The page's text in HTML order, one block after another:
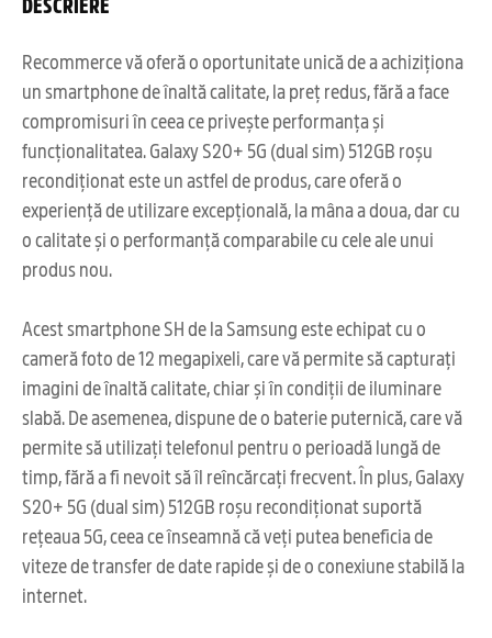
Recommerce vă oferă o oportunitate unică de a achiziționa
un smartphone de înaltă calitate, la preț redus, fără a face
compromisuri în ceea ce privește performanța și
funcționalitatea. Galaxy S20+ 5G (dual sim) 512GB roșu
recondiționat este un astfel de produs, care oferă o
experiență de utilizare excepțională, la mâna a doua, dar cu
o calitate și o performanță comparabile cu cele ale unui
produs nou.
Acest smartphone SH de la Samsung este echipat cu o
cameră foto de 12 megapixeli, care vă permite să capturați
imagini de înaltă calitate, chiar și în condiții de iluminare
slabă. De asemenea, dispune de o baterie puternică, care vă
permite să utilizați telefonul pentru o perioadă lungă de
timp, fără a fi nevoit să îl reîncărcați frecvent. În plus, Galaxy
S20+ 5G (dual sim) 512GB roșu recondiționat suportă
rețeaua 5G, ceea ce înseamnă că veți putea beneficia de
viteze de transfer de date rapide și de o conexiune stabilă la
internet.